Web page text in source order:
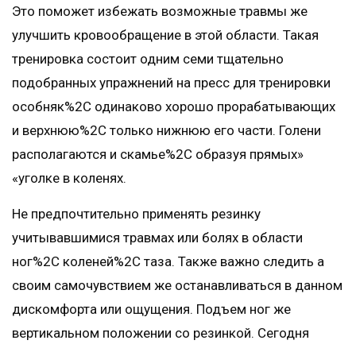
Это поможет избежать возможные травмы же
улучшить кровообращение в этой области. Такая
тренировка состоит одним семи тщательно
подобранных упражнений на пресс для тренировки
особняк%2C одинаково хорошо прорабатывающих
и верхнюю%2C только нижнюю его части. Голени
располагаются и скамье%2C образуя прямых»
«уголке в коленях.
Не предпочтительно применять резинку
учитывавшимися травмах или болях в области
ног%2C коленей%2C таза. Также важно следить а
своим самочувствием же останавливаться в данном
дискомфорта или ощущения. Подъем ног же
вертикальном положении со резинкой. Сегодня